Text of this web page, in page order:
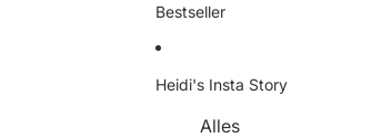
Bestseller
Heidi's Insta Story
Alles